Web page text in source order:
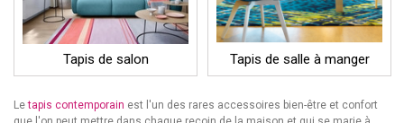
Tapis de salon Tapis de salle à manger
Letapis contemporain est l'un des rares accessoires bien-être et confort